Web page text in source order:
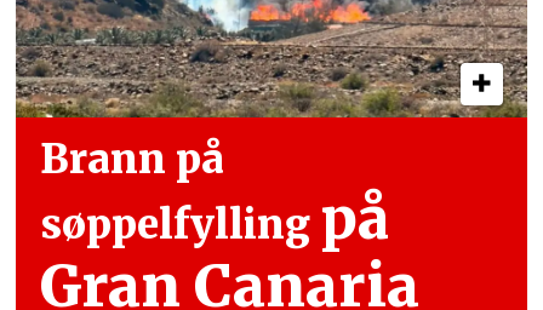
Brann på
søppelfylling på
Gran Canaria